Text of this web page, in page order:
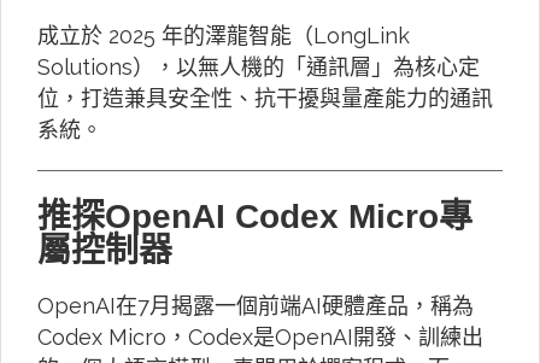
成立於 2025 年的澤龍智能（LongLink
Solutions），以無人機的「通訊層」為核心定
位，打造兼具安全性、抗干擾與量產能力的通訊
系統。
推探OpenAI Codex Micro專
屬控制器
OpenAI在7月揭露一個前端AI硬體產品，稱為
Codex Micro，Codex是OpenAI開發、訓練出